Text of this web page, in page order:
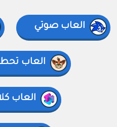
العاب صوتي
العاب
العاب